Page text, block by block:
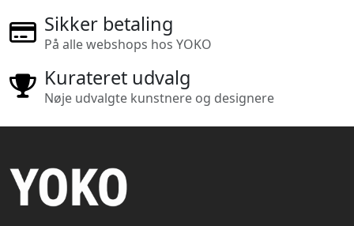
Sikker betaling
På alle webshops hos YOKO
Kurateret udvalg
Nøje udvalgte kunstnere og designere